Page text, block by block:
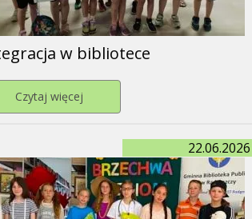
w bibliotece
Czytaj więcej Przejdź do strony Integracja w
22.06.2026